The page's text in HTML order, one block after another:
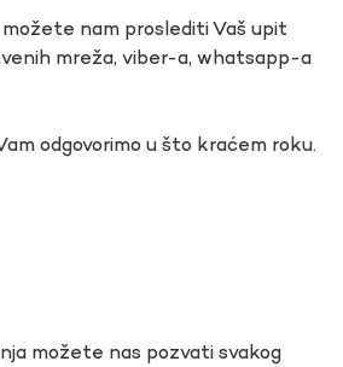
nam proslediti Vaš upit
mreža, viber-a, whatsapp-a
odgovorimo u što kraćem roku.
možete nas pozvati svakog